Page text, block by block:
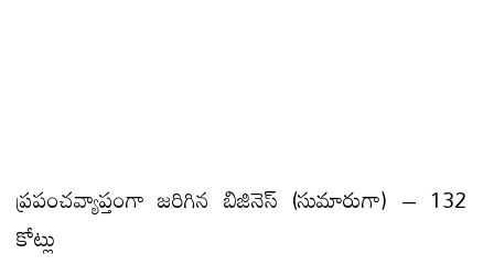
ప్రపంచవ్యాప్తంగా జరిగిన బిజినెస్ (సుమారుగా) – 132
కోట్లు